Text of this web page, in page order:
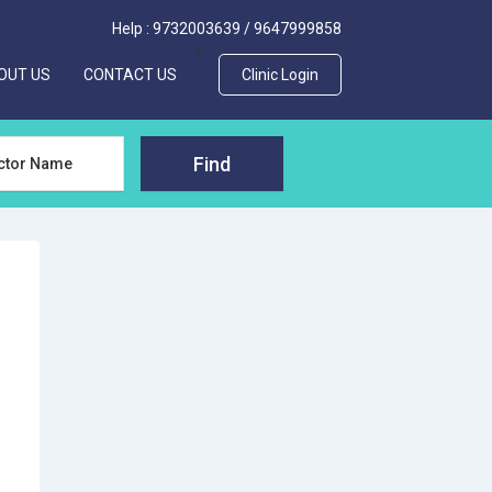
Help : 9732003639 /9647999858
US CONTACT US
>
Clinic Login
Find